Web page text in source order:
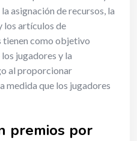
asignación de recursos, la
los artículos de
tienen como objetivo
jugadores y la
al proporcionar
medida que los jugadores
premios por